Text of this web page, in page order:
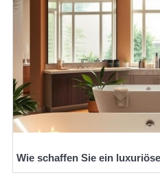
Wie schaffen Sie ein